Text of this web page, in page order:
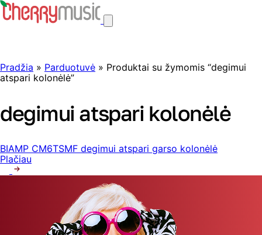
Pradžia » Parduotuvė » Produktai su žymomis “degimui
atspari kolonėlė”
degimui atspari kolonėlė
BIAMP CM6TSMF degimui atspari garso kolonėlė
Plačiau